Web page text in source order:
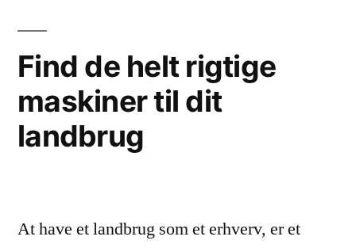
Find de helt rigtige
maskiner til dit
landbrug
At have et landbrug som et erhverv, er et